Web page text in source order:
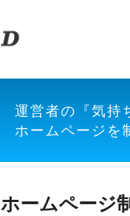
運営者の『気持
ホームページを
ホームページ